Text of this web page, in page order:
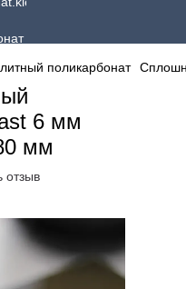
поликарбонат
6 мм
мм
отзыв